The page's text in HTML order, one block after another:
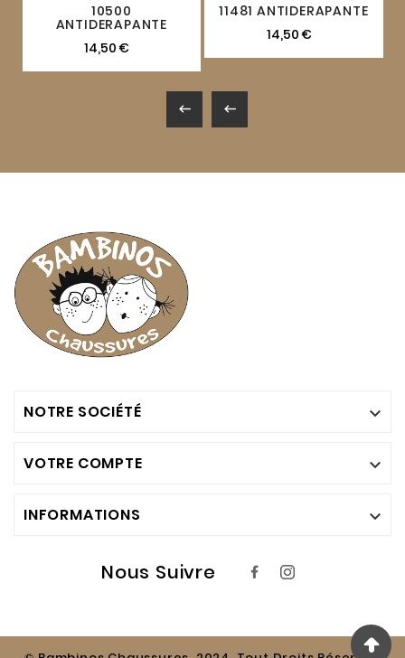
10500
ANTIDERAPANTE
14,50 €
11481 ANTIDERAPANTE
14,50 €
 
NOTRE SOCIÉTÉ 
VOTRE COMPTE 
INFORMATIONS 
Nous Suivre